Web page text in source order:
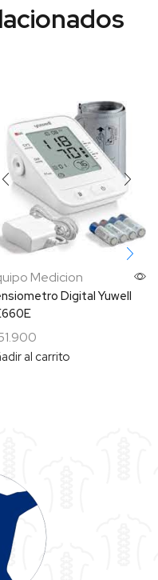
Medicion
Digital Yuwell
al carrito